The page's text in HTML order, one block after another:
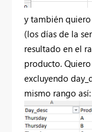
y también
(los días de la
resultado en el
producto.
excluyendo
mismo rango así: